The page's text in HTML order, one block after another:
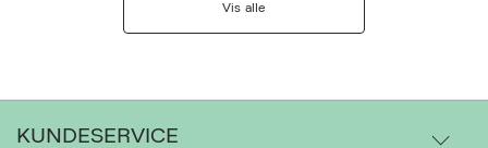
Vis alle
KUNDESERVICE